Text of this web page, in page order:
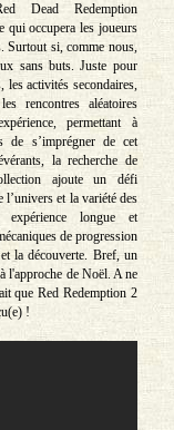
Dead Redemption
qui occupera les joueurs
Surtout si, comme nous,
sans buts. Juste pour
les activités secondaires,
rencontres aléatoires
permettant à
de s’imprégner de cet
la recherche de
ajoute un défi
l’univers et la variété des
expérience longue et
de progression
la découverte. Bref, un
l'approche de Noël. A ne
que Red Redemption 2
!